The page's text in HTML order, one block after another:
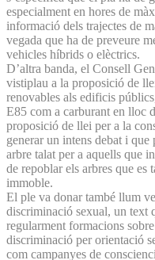
especialment en hores de
informació dels trajectes de
vegada que ha de preveure
vehicles híbrids o elèctrics.
D’altra banda, el Consell
vistiplau a la proposició de
renovables als edificis
E85 com a carburant en lloc
proposició de llei per a la
generar un intens debat i que
arbre talat per a aquells que
de repoblar els arbres que es
immoble.
El ple va donar també llum
discriminació sexual, un text
regularment formacions
discriminació per orientació
com campanyes de